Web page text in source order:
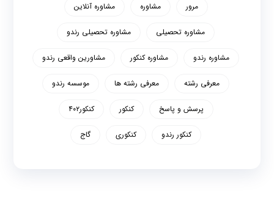
مرور مشاوره مشاوره آنلاین
مشاوره تحصیلی مشاوره تحصیلی رندو
مشاوره رندو مشاوره کنکور مشاورین واقعی رندو
معرفی رشته معرفی رشته ها موسسه رندو
پرسش و پاسخ کنکور کنکور۴۰۲
کنکور رندو کنکوری گاج